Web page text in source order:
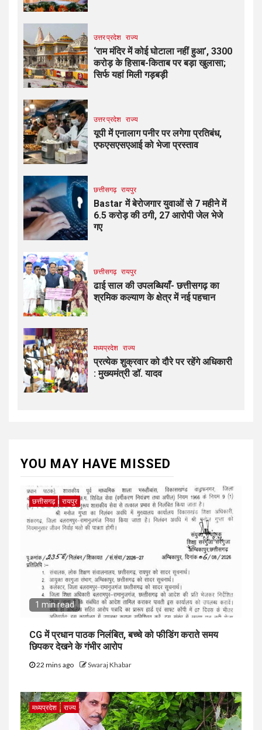
उत्तर प्रदेश राज्य
‘राम मंदिर में कोई घोटाला नहीं हुआ’, ₹3300
करोड़ के हिसाब-किताब पर बड़ा खुलासा;
सिर्फ यहां मिली गड़बड़ी
उत्तर प्रदेश राज्य
यूपी में एनालाग पनीर पर लगेगा प्रतिबंध,
एफएसएसएआई को भेजा प्रस्ताव
छत्तीसगढ़ रायपुर
Bastar में बेरोजगार युवाओं से 7 महीने में
₹6.5 करोड़ की ठगी, 27 आरोपी जेल भेजे
गए
छत्तीसगढ़ रायपुर
ढाई साल की उपलब्धियाँ- छत्तीसगढ़ का
श्रमिक कल्याण के क्षेत्र में नई पहचान
मध्यप्रदेश राज्य
प्रत्येक शुक्रवार को दौरे पर रहेंगे अधिकारी
: मुख्यमंत्री डॉ. यादव
YOU MAY HAVE MISSED
छत्तीसगढ़ रायपुर
1 min read
CG में प्रधान पाठक निलंबित, बच्चे को फीडिंग कराते समय
छिपकर देखने के गंभीर आरोप
22 mins ago Swaraj Khabar
मध्यप्रदेश राज्य